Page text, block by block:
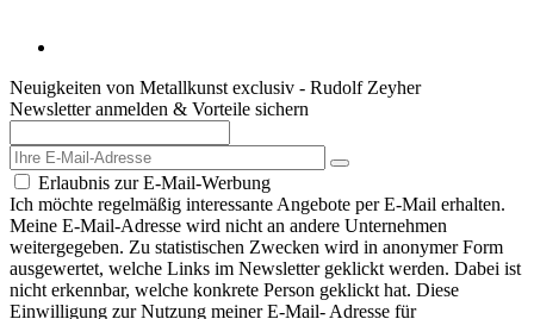
Neuigkeiten von Metallkunst exclusiv - Rudolf Zeyher
Newsletter anmelden & Vorteile sichern
Erlaubnis zur E-Mail-Werbung
Ich möchte regelmäßig interessante Angebote per E-Mail erhalten.
Meine E-Mail-Adresse wird nicht an andere Unternehmen
weitergegeben. Zu statistischen Zwecken wird in anonymer Form
ausgewertet, welche Links im Newsletter geklickt werden. Dabei ist
nicht erkennbar, welche konkrete Person geklickt hat. Diese
Einwilligung zur Nutzung meiner E-Mail- Adresse für